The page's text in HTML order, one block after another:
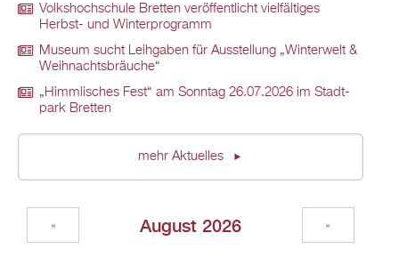
Volks­hoch­schu­le Brett­en ver­öf­fent­licht viel­fäl­ti­ges
Herbst- und Win­ter­pro­gramm
Mu­se­um sucht Leih­ga­ben für Aus­stel­lung „Win­ter­welt &
Weih­nachts­bräu­che“
„Himm­li­sches Fest“ am Sonn­tag 26.07.2026 im Stadt­
park Brett­en
mehr Ak­tu­el­les
Au­gust 2026
« »